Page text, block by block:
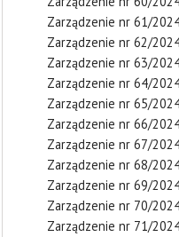
Zarządzenie nr 61/
Zarządzenie nr 62/
Zarządzenie nr 63/
Zarządzenie nr 64/
Zarządzenie nr 65/
Zarządzenie nr 66/
Zarządzenie nr 67/
Zarządzenie nr 68/
Zarządzenie nr 69/
Zarządzenie nr 70/
Zarządzenie nr 71/